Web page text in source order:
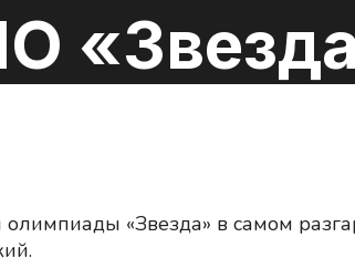
«Звезда» в самом